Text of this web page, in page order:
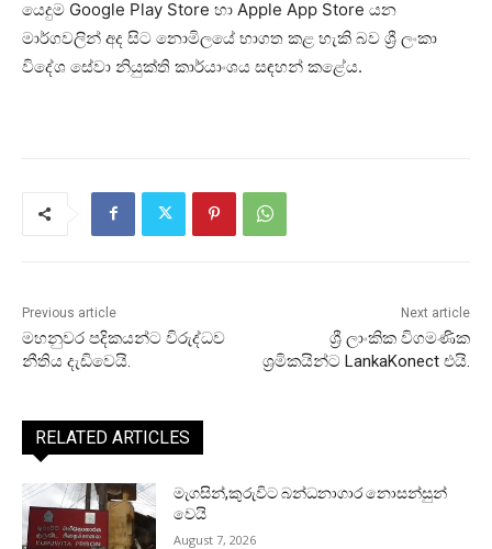
යෙදුම Google Play Store හා Apple App Store යන
මාර්ගවලින් අද සිට නොමිලයේ භාගත කළ හැකි බව ශ්‍රී ලංකා
විදේශ සේවා නියුක්ති කාර්යාංශය සඳහන් කළේය.
Previous article
මහනුවර පදිකයන්ට විරුද්ධව
නීතිය දැඩිවෙයි.
Next article
ශ්‍රී ලාංකික විගමණික
ශ්‍රමිකයින්ට LankaKonect එයි.
RELATED ARTICLES
මැගසින්,කුරුවිට බන්ධනාගාර නොසන්සුන්
වෙයි
August 7, 2026